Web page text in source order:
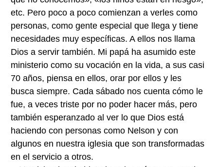
etc. Pero poco a poco comienzan a verles como
personas, como gente especial que llega y tiene
necesidades muy específicas. A ellos nos llama
Dios a servir también. Mi papá ha asumido este
ministerio como su vocación en la vida, a sus casi
70 años, piensa en ellos, orar por ellos y les
busca siempre. Cada sábado nos cuenta cómo le
fue, a veces triste por no poder hacer más, pero
también esperanzado al ver lo que Dios está
haciendo con personas como Nelson y con
algunos en nuestra iglesia que son transformadas
en el servicio a otros.